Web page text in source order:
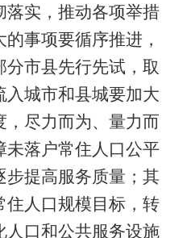
落实，推动各项举措
事项要循序推进，
市县先行先试，取
入城市和县城要加大
，尽力而为、量力而
未落户常住人口公平
步提高服务质量；其
住人口规模目标，转
人口和公共服务设施